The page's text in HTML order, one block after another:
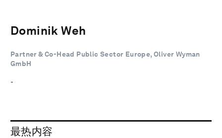
Dominik Weh
Partner & Co-Head Public Sector Europe, Oliver Wyman
GmbH
-
最热内容